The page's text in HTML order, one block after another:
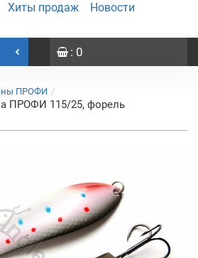
Хиты продаж
Новости
: 0
ПРОФИ
ПРОФИ 115/25, форель